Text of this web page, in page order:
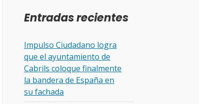
Entradas recientes
Impulso Ciudadano logra
que el ayuntamiento de
Cabrils coloque finalmente
la bandera de España en
su fachada